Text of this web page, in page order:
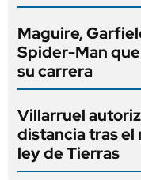
Maguire,
Spider-Man
su carrera
Villarruel
distancia tras el
ley de Tierras